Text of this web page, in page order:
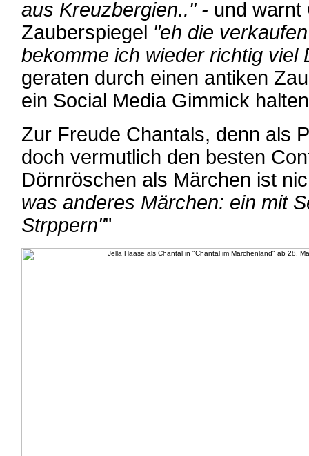
aus Kreuzbergien.." - und warnt
Zauberspiegel "eh die
bekomme ich wieder richtig viel
geraten durch einen antiken
ein Social Media Gimmick
Zur Freude Chantals, denn als
doch vermutlich den besten
Dörnröschen als Märchen ist
was anderes Märchen: ein mit
Strppern""